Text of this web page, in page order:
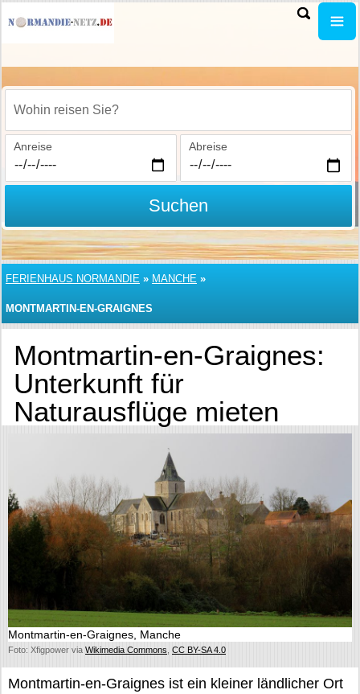
Wohin reisen Sie?
Anreise Abreise
Suchen
FERIENHAUS NORMANDIE » MANCHE »
MONTMARTIN-EN-GRAIGNES
Montmartin-en-Graignes:
Unterkunft für
Naturausflüge mieten
Montmartin-en-Graignes, Manche
Foto: Xfigpower via Wikimedia Commons CC BY-SA 4.0
Montmartin-en-Graignes ist ein kleiner ländlicher Ort